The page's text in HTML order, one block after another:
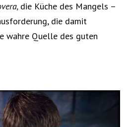
die Küche des Mangels –
die damit
wahre Quelle des guten